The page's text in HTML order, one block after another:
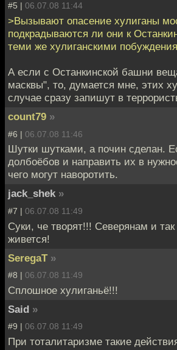
#5 | 06.07.08 11:44
>Вызывают опасение хулиганы
подкрадываются ли они к
теми же хулиганскими
А если с Останкинской башни
масквы", то, думается мне, этих
случае сразу запишут в
count79 »
#6 | 06.07.08 11:46
Шутки шутками, а почин сделан.
долбоёбов и направить их в
чего могут наворотить.
jack_shek »
#7 | 06.07.08 11:49
Суки, че творят!!! Северянам и
живется!
SeregaT »
#8 | 06.07.08 11:49
Сплошное хулиганьё!!!
Said »
#9 | 06.07.08 11:49
При тоталитаризме такие